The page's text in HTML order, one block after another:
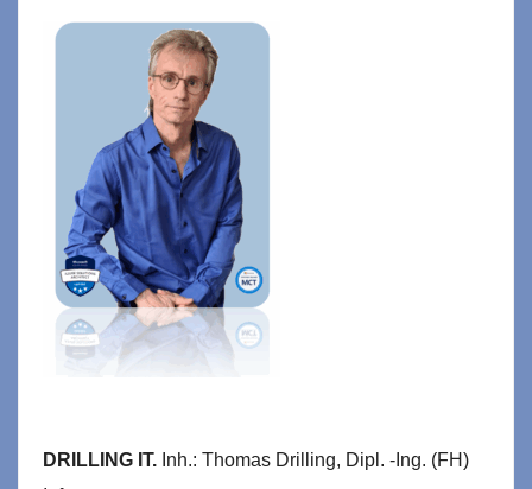
DRILLING IT. Inh.: Thomas Drilling, Dipl. -Ing. (FH)